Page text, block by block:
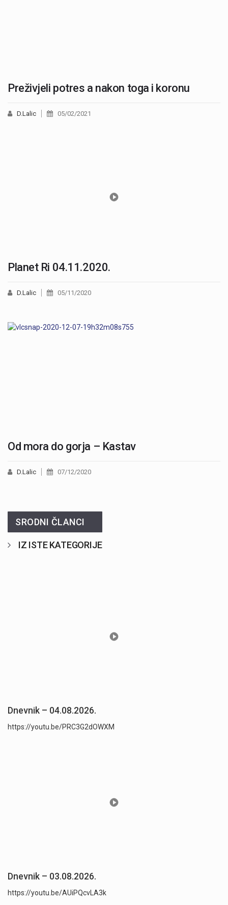
Preživjeli potres a nakon toga i koronu
D.Lalic 05/02/2021
Planet Ri 04.11.2020.
D.Lalic 05/11/2020
Od mora do gorja – Kastav
D.Lalic 07/12/2020
SRODNI ČLANCI
IZ ISTE KATEGORIJE
Dnevnik – 04.08.2026.
https://youtu.be/PRC3G2dOWXM
Dnevnik – 03.08.2026.
https://youtu.be/AUiPQcvLA3k